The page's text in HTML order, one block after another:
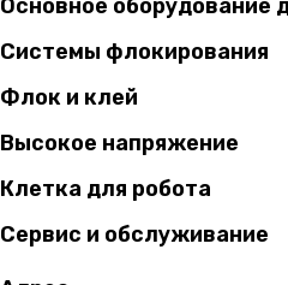
Основное оборудование
Системы флокирования
Флок и клей
Высокое напряжение
Клетка для робота
Сервис и обслуживание